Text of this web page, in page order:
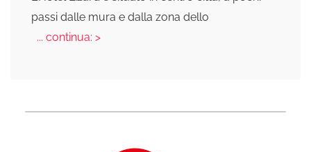
passi dalle mura e dalla zona dello
... continua: >